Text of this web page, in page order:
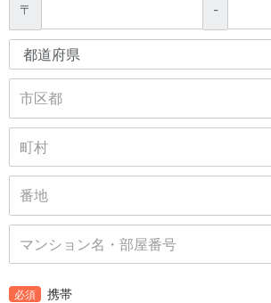
〒 -
必須 携帯